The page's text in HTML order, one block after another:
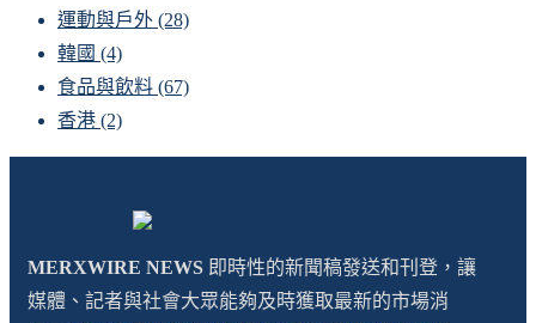
運動與戶外 (28)
韓國 (4)
食品與飲料 (67)
香港 (2)
MERXWIRE NEWS 即時性的新聞稿發送和刊登，讓
媒體、記者與社會大眾能夠及時獲取最新的市場消